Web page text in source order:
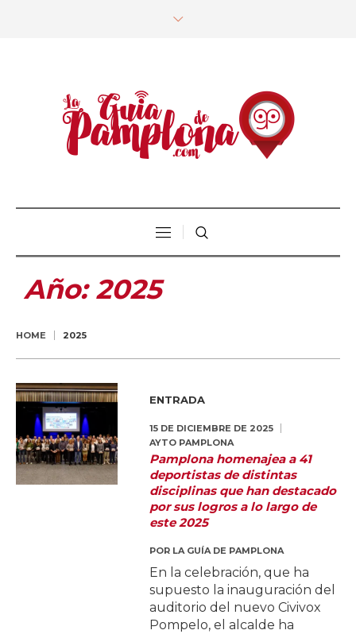
Año:2025
HOME 2025
ENTRADA
15 DE DICIEMBRE DE 2025
AYTO PAMPLONA
Pamplona homenajea a 41
deportistas de distintas
disciplinas que han destacado
por sus logros a lo largo de
este 2025
POR LA GUÍA DE PAMPLONA
En la celebración, que ha
supuesto la inauguración del
auditorio del nuevo Civivox
Pompelo, el alcalde ha